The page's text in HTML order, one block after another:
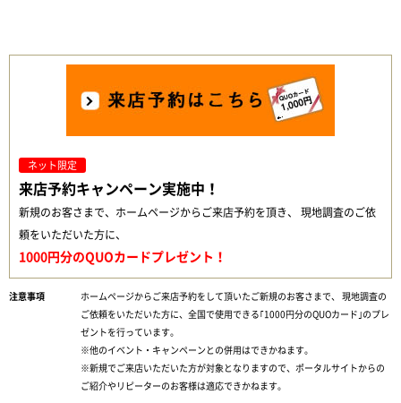
ネット限定
来店予約キャンペーン実施中！
新規のお客さまで、ホームページからご来店予約を頂き、 現地調査のご依
頼をいただいた方に、
1000円分のQUOカードプレゼント！
ホームページからご来店予約をして頂いたご新規のお客さまで、 現地調査の
ご依頼をいただいた方に、全国で使用できる｢1000円分のQUOカード｣のプレ
ゼントを行っています。
※他のイベント・キャンペーンとの併用はできかねます。
※新規でご来店いただいた方が対象となりますので、ポータルサイトからの
ご紹介やリピーターのお客様は適応できかねます。